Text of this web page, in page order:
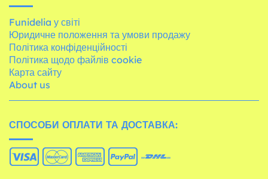
Funidelia у світі
Юридичне положення та умови продажу
Політика конфіденційності
Політика щодо файлів cookie
Карта сайту
About us
СПОСОБИ ОПЛАТИ ТА ДОСТАВКА: